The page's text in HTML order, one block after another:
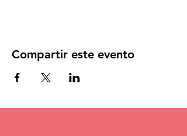
Compartir este evento